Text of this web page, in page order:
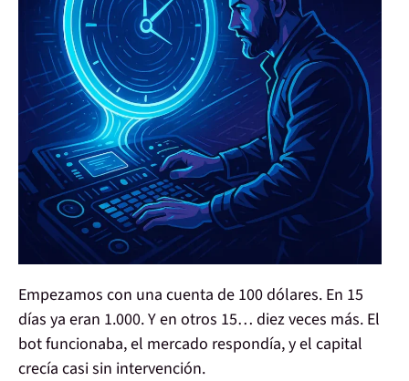
Empezamos con una cuenta de 100 dólares. En 15
días ya eran 1.000. Y en otros 15… diez veces más. El
bot funcionaba, el mercado respondía, y el capital
crecía casi sin intervención.